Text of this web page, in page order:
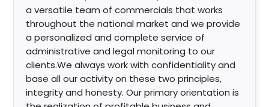
a versatile team of commercials that works
throughout the national market and we provide
a personalized and complete service of
administrative and legal monitoring to our
clients.We always work with confidentiality and
base all our activity on these two principles,
integrity and honesty. Our primary orientation is